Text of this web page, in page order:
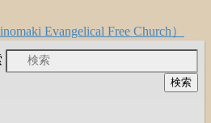
教会
Evangelical Free
の有志による「石巻宣
て支えられる新しい